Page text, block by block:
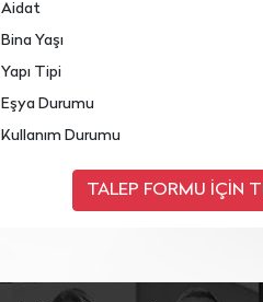
Aidat
Bina Yaşı
Yapı Tipi
Eşya Durumu
Kullanım Durumu